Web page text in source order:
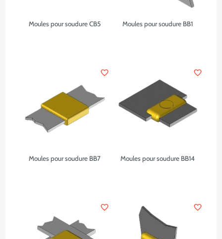
Moules pour soudure CB5 Moules pour soudure BB1
Moules pour soudure BB7
favorite_border
Moules pour soudure BB14
favorite_border
favorite_border favorite_border